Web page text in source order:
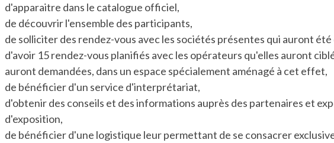
d'apparaitre dans le catalogue officiel,
de découvrir l'ensemble des participants,
de solliciter des rendez-vous avec les sociétés présentes qui auront été
d'avoir 15 rendez-vous planifiés avec les opérateurs qu'elles auront
auront demandées, dans un espace spécialement aménagé à cet effet,
de bénéficier d'un service d'interprétariat,
d'obtenir des conseils et des informations auprès des partenaires et
d'exposition,
de bénéficier d'une logistique leur permettant de se consacrer